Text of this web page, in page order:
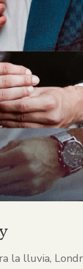
la lluvia,